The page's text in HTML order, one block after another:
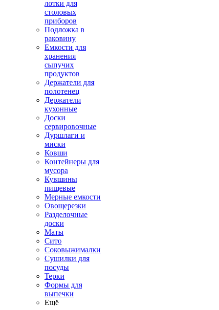
лотки для
столовых
приборов
Подложка в
раковину
Емкости для
хранения
сыпучих
продуктов
Держатели для
полотенец
Держатели
кухонные
Доски
сервировочные
Дуршлаги и
миски
Ковши
Контейнеры для
мусора
Кувшины
пищевые
Мерные емкости
Овощерезки
Разделочные
доски
Маты
Сито
Соковыжималки
Сушилки для
посуды
Терки
Формы для
выпечки
Ещё